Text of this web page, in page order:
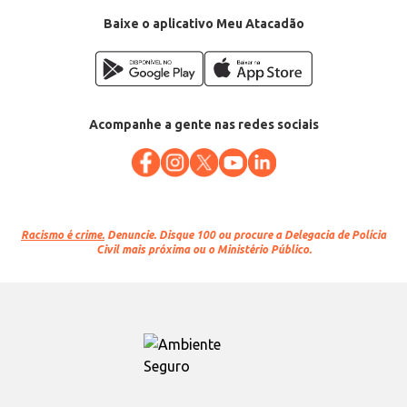
Baixe o aplicativo Meu Atacadão
Acompanhe a gente nas redes sociais
Racismo é crime. Denuncie. Disque 100 ou procure a Delegacia de Polícia
Civil mais próxima ou o Ministério Público.